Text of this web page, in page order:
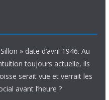
» date d’avril 1946. Au
toujours actuelle, ils
serait vue et verrait les
avant l’heure ?